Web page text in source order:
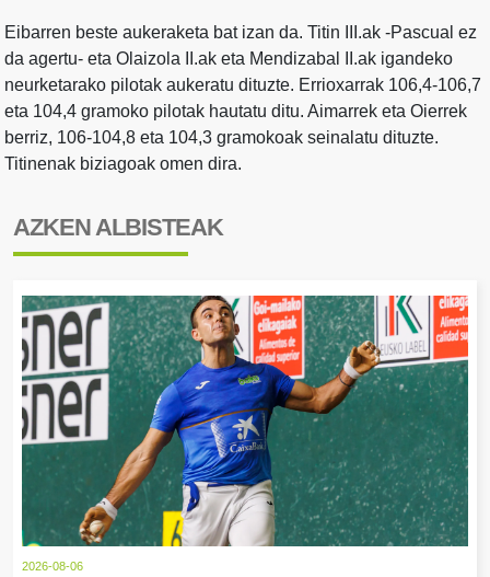
Eibarren beste aukeraketa bat izan da. Titin III.ak -Pascual ez
da agertu- eta Olaizola II.ak eta Mendizabal II.ak igandeko
neurketarako pilotak aukeratu dituzte. Errioxarrak 106,4-106,7
eta 104,4 gramoko pilotak hautatu ditu. Aimarrek eta Oierrek
berriz, 106-104,8 eta 104,3 gramokoak seinalatu dituzte.
Titinenak biziagoak omen dira.
AZKEN ALBISTEAK
2026-08-06